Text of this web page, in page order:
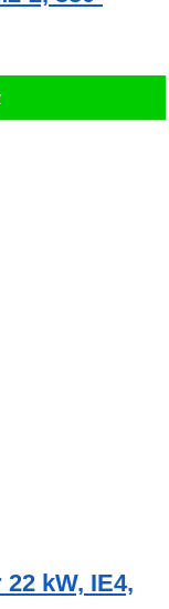
kW, IE4,